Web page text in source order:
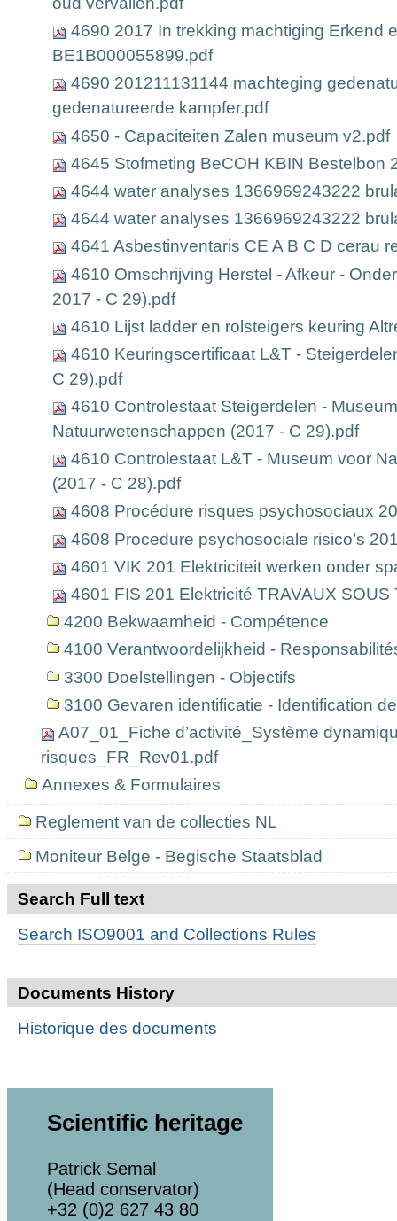
4690 2017 In trekking machtiging Erkend
BE1B000055899.pdf
4690 201211131144 machteging
gedenatureerde kampfer.pdf
4650 - Capaciteiten Zalen museum v2.pdf
4645 Stofmeting BeCOH KBIN Bestelbon
4644 water analyses 1366969243222
4644 water analyses 1366969243222
4641 Asbestinventaris CE A B C D cerau
4610 Omschrijving Herstel - Afkeur -
2017 - C 29).pdf
4610 Lijst ladder en rolsteigers keuring
4610 Keuringscertificaat L&T -
C 29).pdf
4610 Controlestaat Steigerdelen -
Natuurwetenschappen (2017 - C 29).pdf
4610 Controlestaat L&T - Museum voor
(2017 - C 28).pdf
4608 Procédure risques psychosociaux
4608 Procedure psychosociale risico’s
4601 VIK 201 Elektriciteit werken onder
4601 FIS 201 Elektricité TRAVAUX SOUS
4200 Bekwaamheid - Compétence
4100 Verantwoordelijkheid -
3300 Doelstellingen - Objectifs
3100 Gevaren identificatie - Identification
A07_01_Fiche d’activité_Système
risques_FR_Rev01.pdf
Annexes & Formulaires
Reglement van de collecties NL
Moniteur Belge - Begische Staatsblad
Search Full text
Search ISO9001 and Collections Rules
Documents History
Historique des documents
Scientific heritage
Patrick Semal
(Head conservator)
+32 (0)2 627 43 80